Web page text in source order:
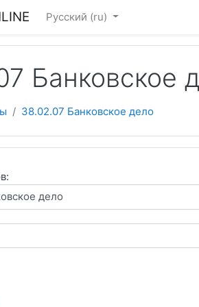
Русский ‎(ru)‎
Банковское
38.02.07 Банковское дело